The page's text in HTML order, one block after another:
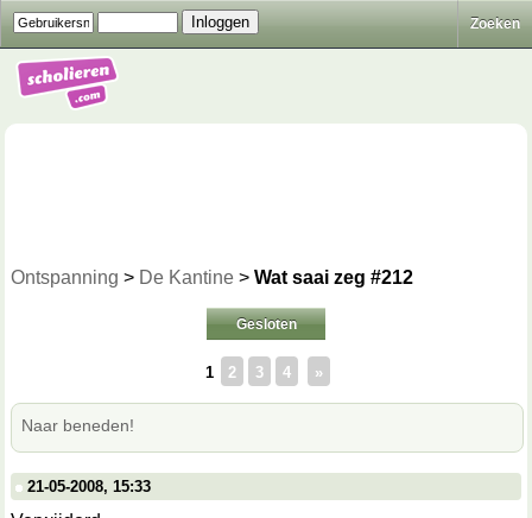
Zoeken
Ontspanning > De Kantine > Wat saai zeg #212
Gesloten
1 2 3 4 »
Naar beneden!
21-05-2008, 15:33